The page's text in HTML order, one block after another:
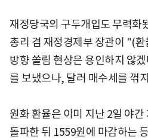
재정당국의 구두개입도 무력화
총리 겸 재정경제부 장관이 "(
방향 쏠림 현상은 용인하지 않
를 보냈으나, 달러 매수세를 꺾
원화 환율은 이미 지난 2일 야
돌파한 뒤 1559원에 마감하는